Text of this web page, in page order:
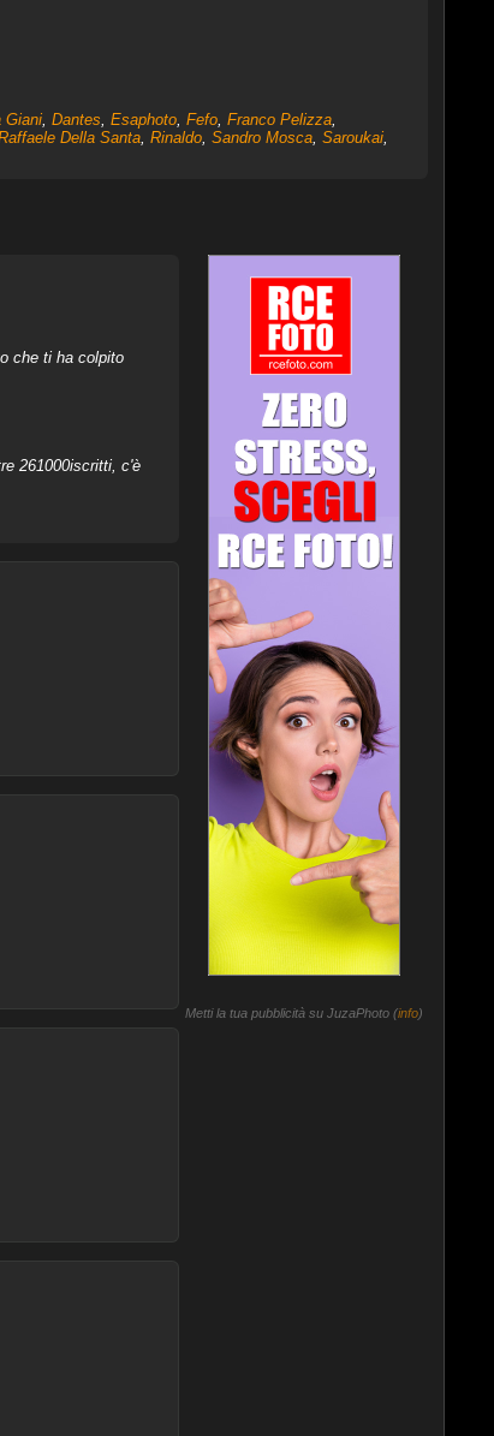
Giani, Dantes, Esaphoto, Fefo, Franco Pelizza,
Della Santa, Rinaldo, Sandro Mosca, Saroukai,
che ti ha colpito
261000iscritti, c'è
Metti la tua pubblicità su JuzaPhoto (info)